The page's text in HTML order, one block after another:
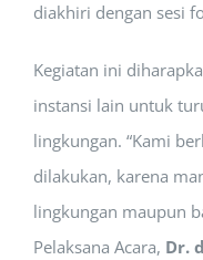
diakhiri dengan sesi
Kegiatan ini
instansi lain untuk
lingkungan. “Kami
dilakukan, karena
lingkungan maupun
Pelaksana Acara, Dr.